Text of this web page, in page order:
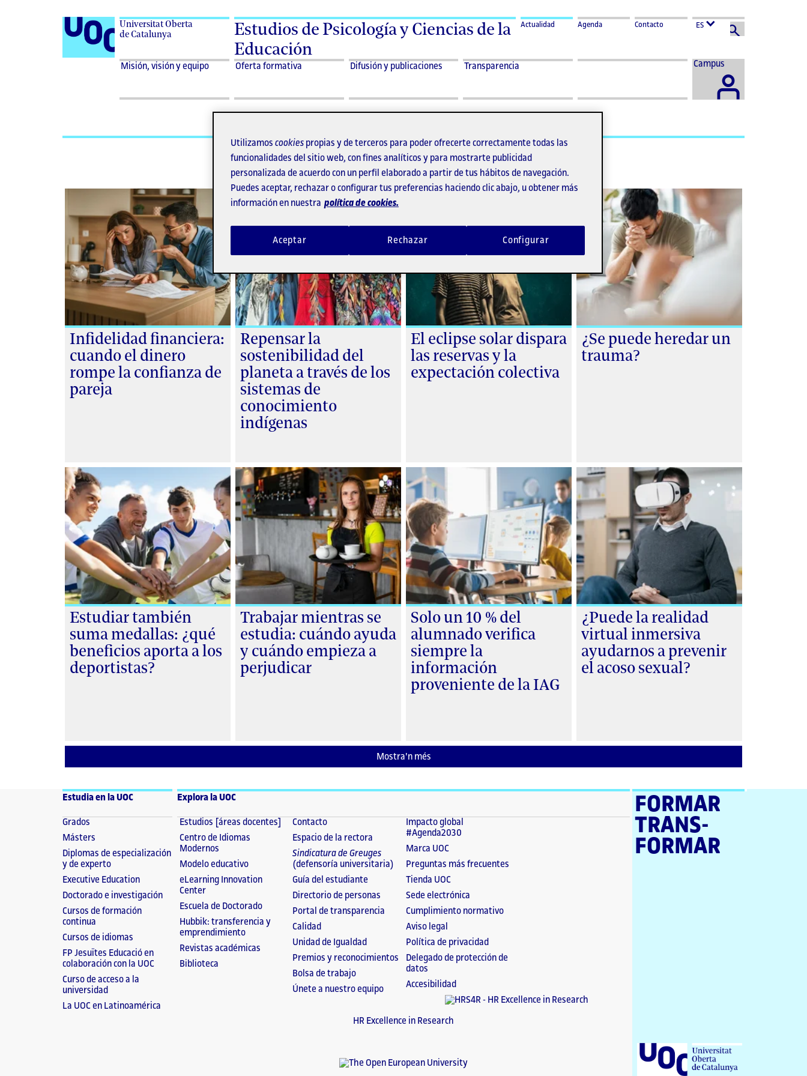
Universitat Oberta
de Catalunya
Estudios de Psicología y Ciencias de la
Educación
Actualidad Agenda Contacto ES
Misión,
equipo
Desplegar
visión
Misión, visión y equipo Oferta formativa Difusión y publicaciones Transparencia
Acceder
Campus
Actualitat
Infidelidad financiera:
cuando el dinero
rompe la confianza de
pareja
Repensar la
sostenibilidad del
planeta a través de los
sistemas de
conocimiento
indígenas
El eclipse solar dispara
las reservas y la
expectación colectiva
¿Se puede heredar un
trauma?
Estudiar también
suma medallas: ¿qué
beneficios aporta a los
deportistas?
Trabajar mientras se
estudia: cuándo ayuda
y cuándo empieza a
perjudicar
Solo un 10 % del
alumnado verifica
siempre la
información
proveniente de la IAG
¿Puede la realidad
virtual inmersiva
ayudarnos a prevenir
el acoso sexual?
Mostra'n més
Estudia en la UOC
Grados
Másters
Diplomas de especialización
y de experto
Executive Education
Doctorado e investigación
Cursos de formación
continua
Cursos de idiomas
FP Jesuïtes Educació en
colaboración con la UOC
Curso de acceso a la
universidad
La UOC en Latinoamérica
Explora la UOC
Estudios [áreas docentes]
Centro de Idiomas
Modernos
Modelo educativo
eLearning Innovation
Center
Escuela de Doctorado
Hubbik: transferencia y
emprendimiento
Revistas académicas
Biblioteca
Contacto
Espacio de la rectora
Sindicatura de Greuges
(defensoría universitaria)
Guía del estudiante
Directorio de personas
Portal de transparencia
Calidad
Unidad de Igualdad
Premios y reconocimientos
Bolsa de trabajo
Únete a nuestro equipo
Impacto global
#Agenda2030
Marca UOC
Preguntas más frecuentes
Tienda UOC
Sede electrónica
Cumplimiento normativo
Aviso legal
Política de privacidad
Delegado de protección de
datos
Accesibilidad
HR Excellence in Research
FORMAR
TRANS­
FORMAR
U
Utilizamos cookies propias y de terceros para poder ofrecerte correctamente todas las
funcionalidades del sitio web, con fines analíticos y para mostrarte publicidad
personalizada de acuerdo con un perfil elaborado a partir de tus hábitos de navegación.
Puedes aceptar, rechazar o configurar tus preferencias haciendo clic abajo, u obtener más
información en nuestra política de cookies.
Rechazar
Aceptar Configurar